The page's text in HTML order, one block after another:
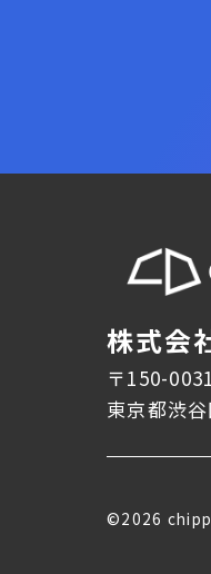
株式
〒150-0031
東京都渋
©2026